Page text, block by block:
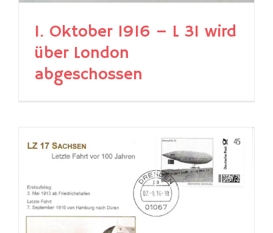
1. Oktober 1916 – L 31 wird
über London
abgeschossen